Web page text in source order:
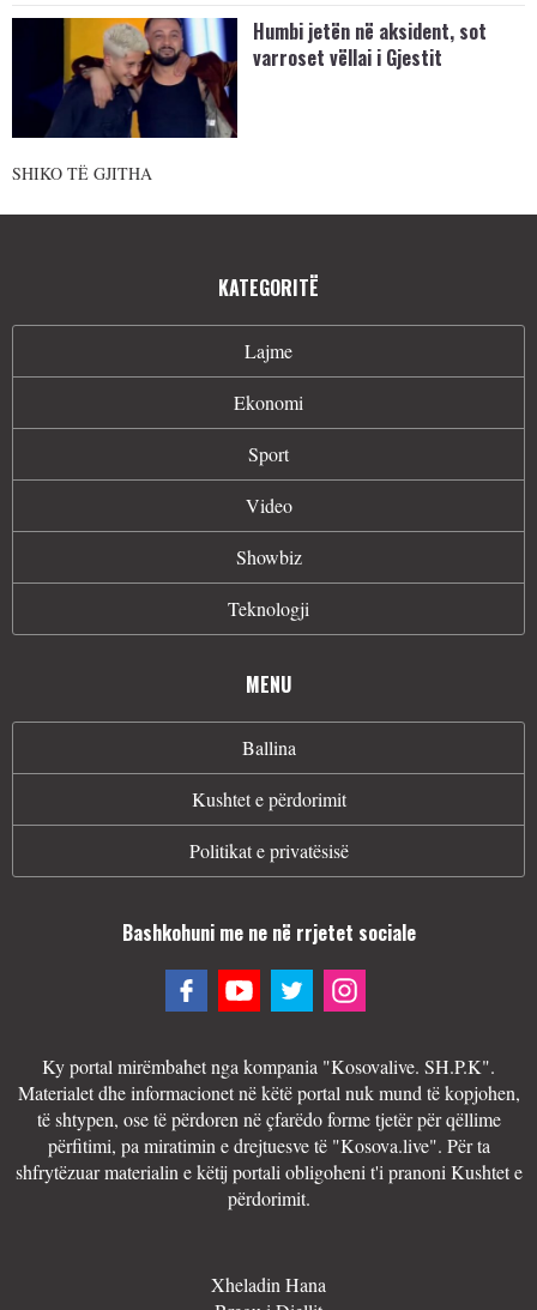
Humbi jetën në aksident, sot
varroset vëllai i Gjestit
SHIKO TË GJITHA
KATEGORITË
Lajme
Ekonomi
Sport
Video
Showbiz
Teknologji
MENU
Ballina
Kushtet e përdorimit
Politikat e privatësisë
Bashkohuni me ne në rrjetet sociale
Ky portal mirëmbahet nga kompania "Kosovalive. SH.P.K".
Materialet dhe informacionet në këtë portal nuk mund të kopjohen,
të shtypen, ose të përdoren në çfarëdo forme tjetër për qëllime
përfitimi, pa miratimin e drejtuesve të "Kosova.live". Për ta
shfrytëzuar materialin e këtij portali obligoheni t'i pranoni Kushtet e
përdorimit.
Xheladin Hana